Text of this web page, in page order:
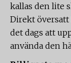
kallas den lite
Direkt översatt
det dags att
använda den